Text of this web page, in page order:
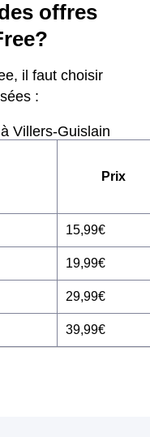
offres
il faut choisir
:
Villers-Guislain
Prix
15,99€
19,99€
29,99€
39,99€